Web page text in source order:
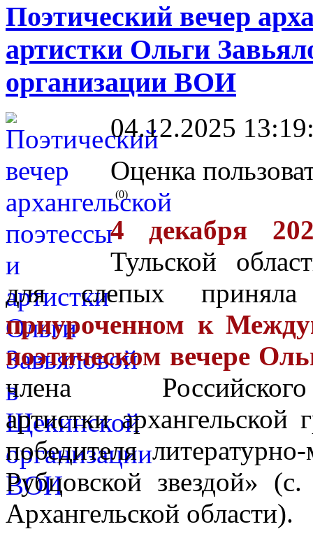
Поэтический вечер
артистки Ольги
организации ВОИ
04.12.2025
Оценка
(0)
4 декабря
Тульской
для слепых
приуроченном к
поэтическом вечере
члена
артистки
победителя
Рубцовской звездой»
Архангельской области).